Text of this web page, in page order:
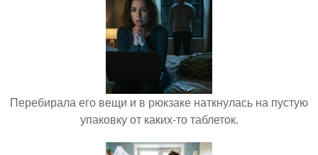
Перебирала его вещи и в рюкзаке наткнулась на пустую
упаковку от каких-то таблеток.